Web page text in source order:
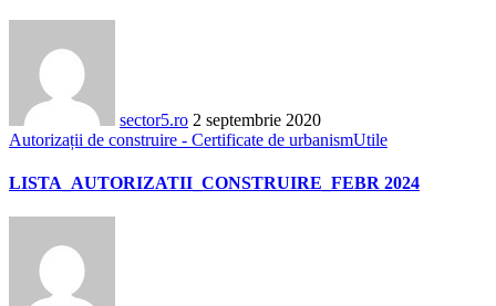
sector5.ro 2 septembrie 2020
Autorizații de construire - Certificate de urbanismUtile
LISTA_AUTORIZATII_CONSTRUIRE_FEBR 2024